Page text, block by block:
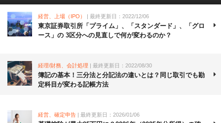
経営、上場（IPO） | 最終更新日：2022/12/06
東京証券取引所「プライム」、「スタンダード」、「グロ
ース」の 3区分への見直しで何が変わるのか？
経理/財務、会計処理 | 最終更新日：2022/08/30
簿記の基本！三分法と分記法の違いとは？同じ取引でも勘
定科目が変わる記帳方法
経営、確定申告 | 最終更新日：2026/01/06